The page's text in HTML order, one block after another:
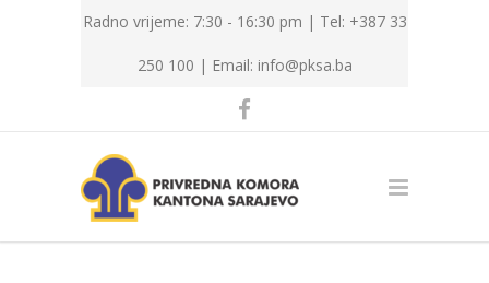
Radno vrijeme: 7:30 - 16:30 pm | Tel: +387 33
250 100 | Email: info@pksa.ba